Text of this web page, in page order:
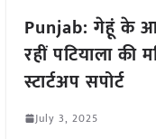
Punjab: गेहूं के
रहीं पटियाला की
स्टार्टअप सपोर्ट
July 3, 2025